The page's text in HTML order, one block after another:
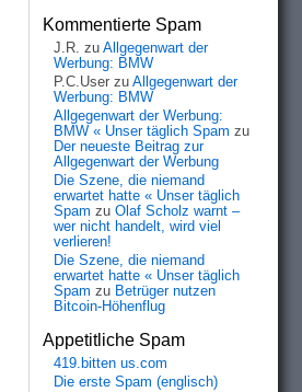
Kommentierte Spam
J.R. zu Allgegenwart der
Werbung: BMW
P.C.User zu Allgegenwart der
Werbung: BMW
Allgegenwart der Werbung:
BMW « Unser täglich Spam zu
Der neueste Beitrag zur
Allgegenwart der Werbung
Die Szene, die niemand
erwartet hatte « Unser täglich
Spam zu Olaf Scholz warnt –
wer nicht handelt, wird viel
verlieren!
Die Szene, die niemand
erwartet hatte « Unser täglich
Spam zu Betrüger nutzen
Bitcoin-Höhenflug
Appetitliche Spam
419.bitten us.com
Die erste Spam (englisch)